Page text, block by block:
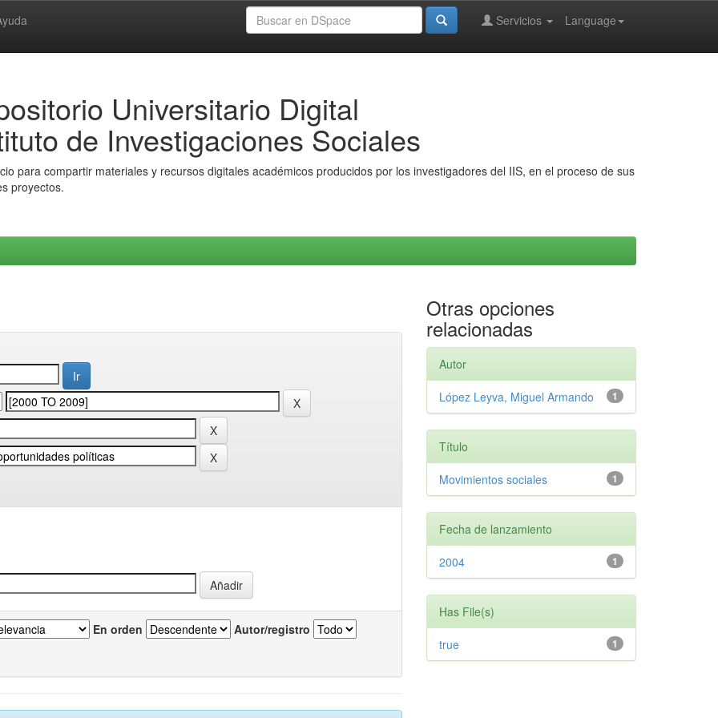
Language
Servicios
Universitario Digital
de Investigaciones Sociales
para compartir materiales y recursos digitales académicos producidos por los investigadores del IIS, en el proceso de sus
proyectos.
En orden Autor/registro
Otras opciones
relacionadas
Autor
1
López Leyva, Miguel Armando
Título
1
Movimientos sociales
Fecha de lanzamiento
1
2004
Has File(s)
1
true